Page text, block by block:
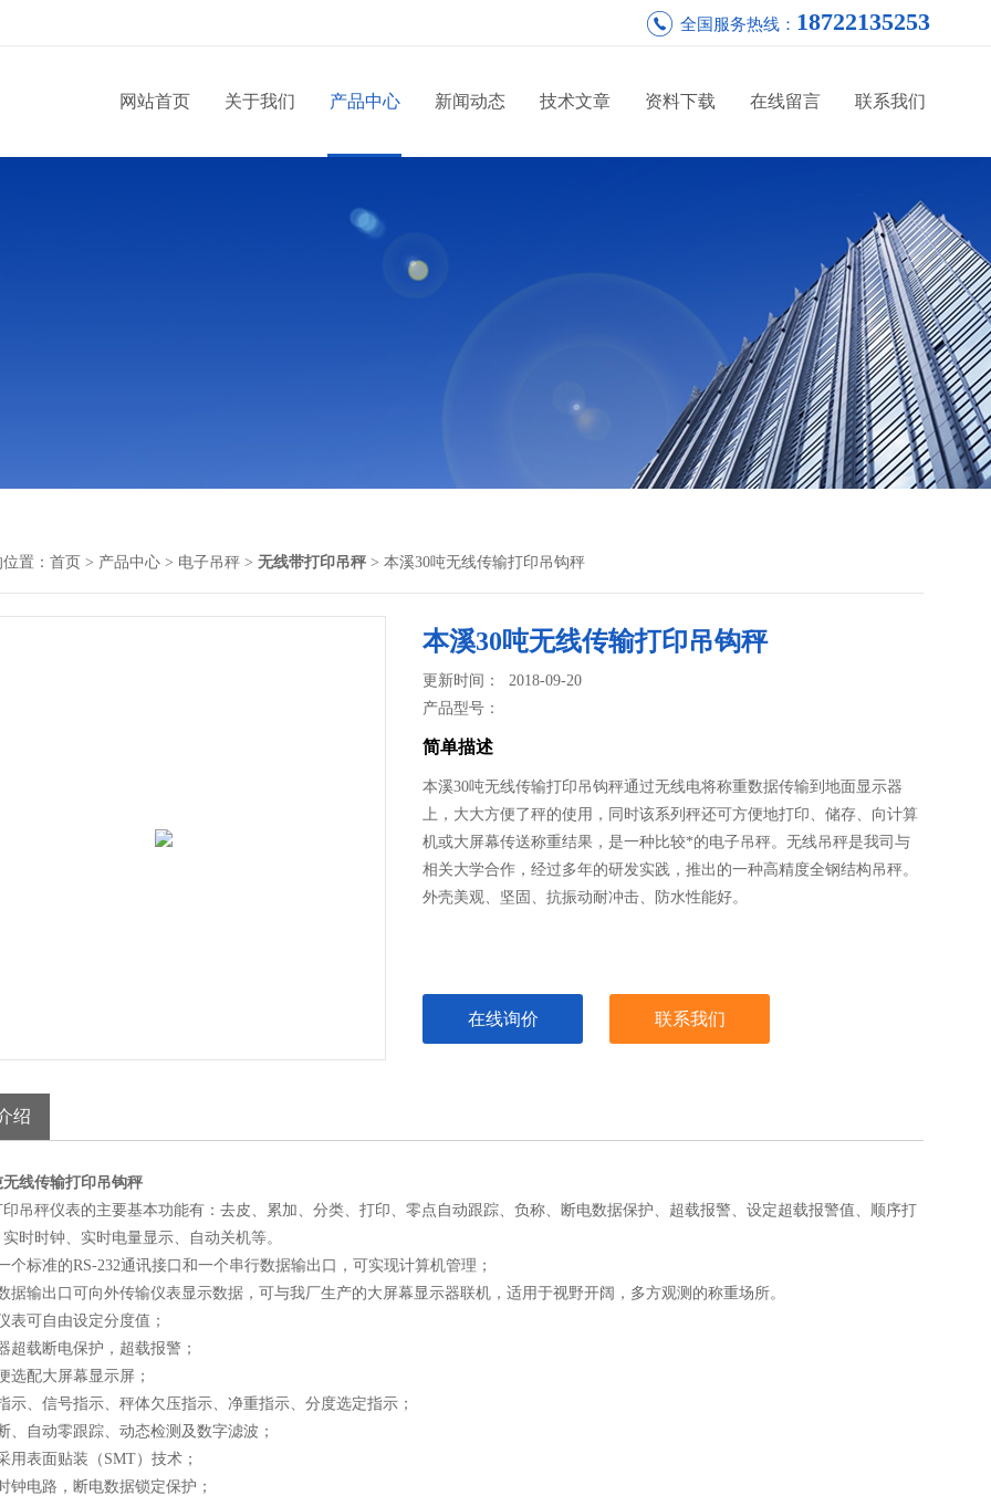
全国服务热线： 18722135253
网站首页 关于我们 产品中心 新闻动态 技术文章 资料下载 在线留言 联系我们
置： 首页 > 产品中心 > 电子吊秤 > 无线带打印吊秤 > 本溪30吨无线传输打印吊钩秤
本溪30吨无线传输打印吊钩秤
更新时间： 2018-09-20
产品型号：
简单描述
本溪30吨无线传输打印吊钩秤通过无线电将称重数据传输到地面显示器
上，大大方便了秤的使用，同时该系列秤还可方便地打印、储存、向计算
机或大屏幕传送称重结果，是一种比较*的电子吊秤。无线吊秤是我司与
相关大学合作，经过多年的研发实践，推出的一种高精度全钢结构吊秤。
外壳美观、坚固、抗振动耐冲击、防水性能好。
在线询价 联系我们
绍
无线传输打印吊钩秤
吊秤仪表的主要基本功能有：去皮、累加、分类、打印、零点自动跟踪、负称、断电数据保护、超载报警、设定超载报警值、顺序打
时时钟、实时电量显示、自动关机等。
个标准的RS-232通讯接口和一个串行数据输出口，可实现计算机管理；
据输出口可向外传输仪表显示数据，可与我厂生产的大屏幕显示器联机，适用于视野开阔，多方观测的称重场所。
表可自由设定分度值；
超载断电保护，超载报警；
选配大屏幕显示屏；
示、信号指示、秤体欠压指示、净重指示、分度选定指示；
、自动零跟踪、动态检测及数字滤波；
用表面贴装（SMT）技术；
钟电路，断电数据锁定保护；